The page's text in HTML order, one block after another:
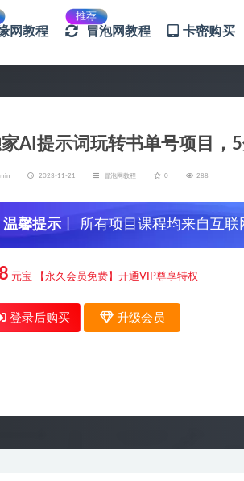
网教程
推荐
冒泡网教程 卡密购买
AI提示词玩转书单号项目，
2023-11-21 冒泡网教程 0 288
温馨提示 丨 所有项目课程均来自互
信，谨防上当受骗！
元宝 【永久会员免费】开通VIP尊享特权
登录后购买 升级会员